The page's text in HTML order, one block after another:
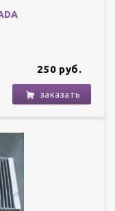
250 руб.
заказать